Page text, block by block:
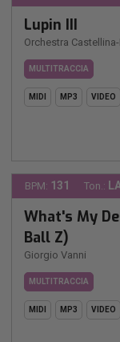
Lupin III
Orchestra
MULTITRACCIA
MIDI MP3 VIDEO
BPM: 131 Ton.:
What's My
Ball Z)
Giorgio Vanni
MULTITRACCIA
MIDI MP3 VIDEO